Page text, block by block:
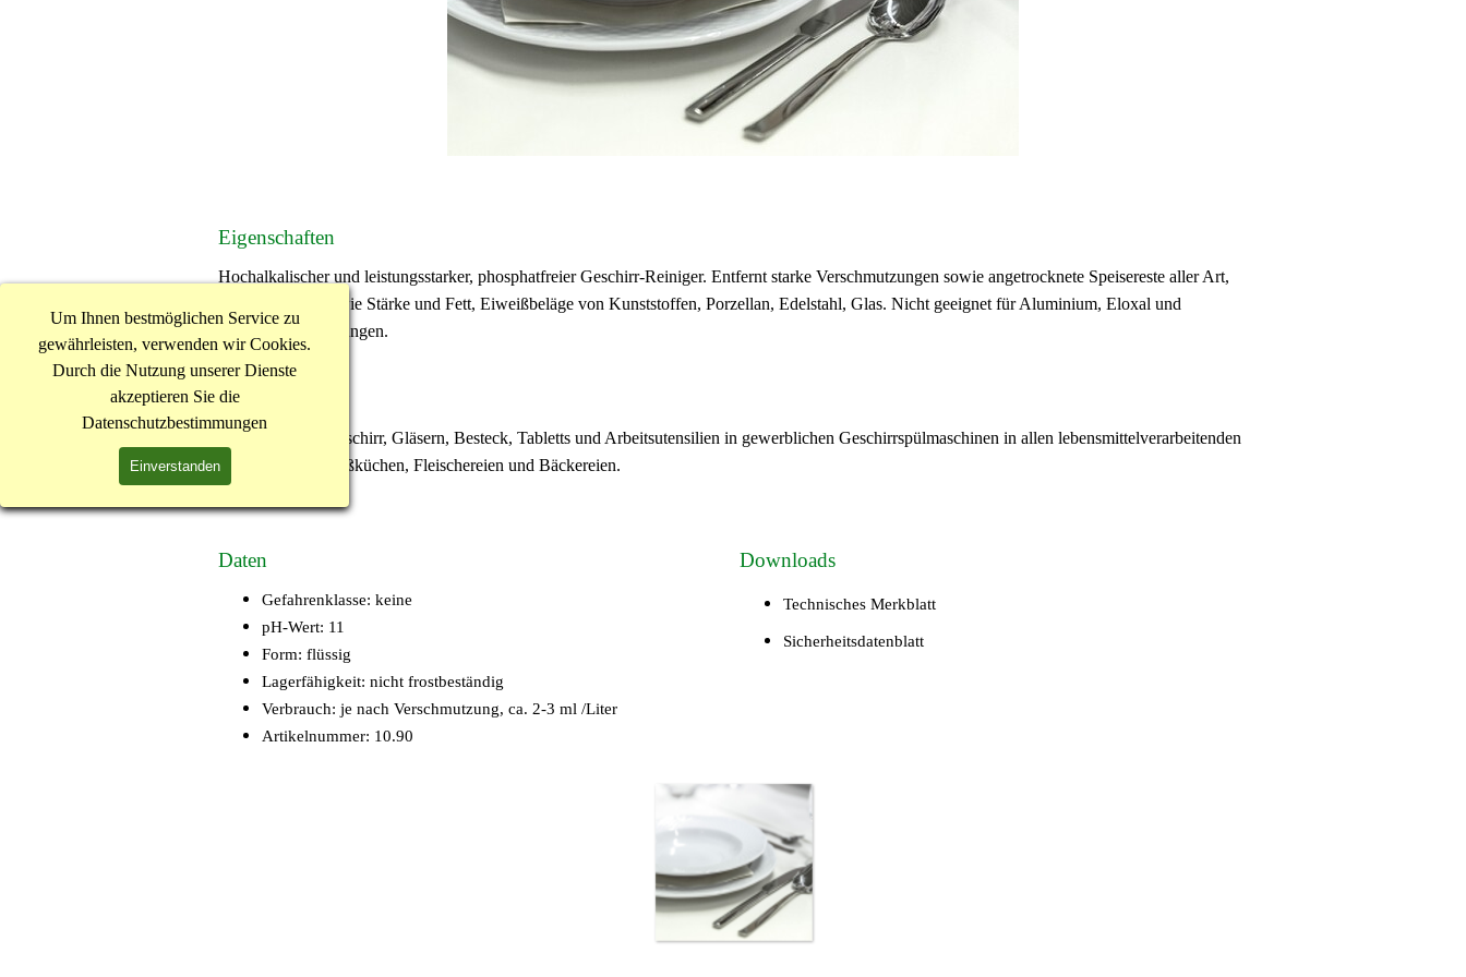
Um Ihnen bestmöglichen Service zu
gewährleisten, verwenden wir Cookies.
Durch die Nutzung unserer Dienste
akzeptieren Sie die
Datenschutzbestimmungen
Einverstanden
Eigenschaften
Hochalkalischer und leistungsstarker, phosphatfreier Geschirr-Reiniger. Entfernt starke Verschmutzungen sowie angetrocknete Speisereste aller Art,
Teerückstände sowie Stärke und Fett, Eiweißbeläge von Kunststoffen, Porzellan, Edelstahl, Glas. Nicht geeignet für Aluminium, Eloxal und
Leichtmetalllegierungen.
Einsatzgebiete
Reinigung von Geschirr, Gläsern, Besteck, Tabletts und Arbeitsutensilien in gewerblichen Geschirrspülmaschinen in allen lebensmittelverarbeitenden
Betrieben wie Großküchen, Fleischereien und Bäckereien.
Daten
Gefahrenklasse: keine
pH-Wert: 11
Form: flüssig
Lagerfähigkeit: nicht frostbeständig
Verbrauch: je nach Verschmutzung, ca. 2-3 ml /Liter
Artikelnummer: 10.90
Downloads
Technisches Merkblatt
Sicherheitsdatenblatt